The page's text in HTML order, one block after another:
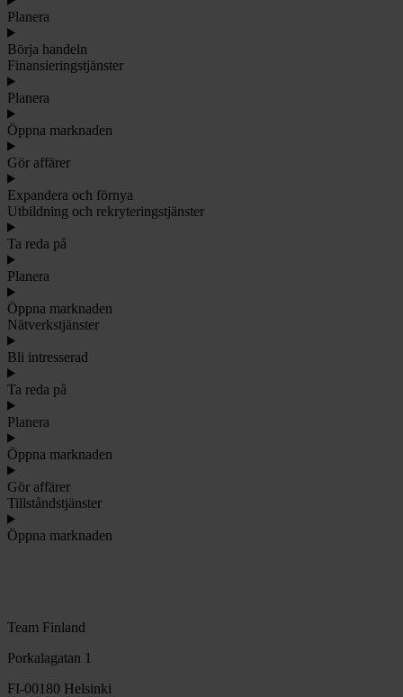
Planera
Börja handeln
Finansieringstjänster
Planera
Öppna marknaden
Gör affärer
Expandera och förnya
Utbildning och rekryteringstjänster
Ta reda på
Planera
Öppna marknaden
Nätverkstjänster
Bli intresserad
Ta reda på
Planera
Öppna marknaden
Gör affärer
Tillståndstjänster
Öppna marknaden
Team Finland
Porkalagatan 1
FI-00180 Helsinki